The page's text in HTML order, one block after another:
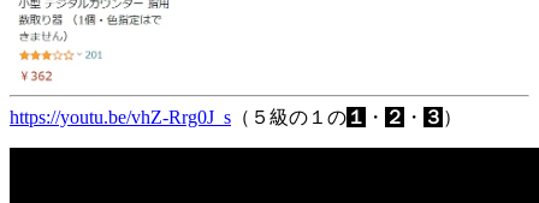
https://youtu.be/vhZ-Rrg0J_s （５級の１の １ ・ ２ ・ ３ ）